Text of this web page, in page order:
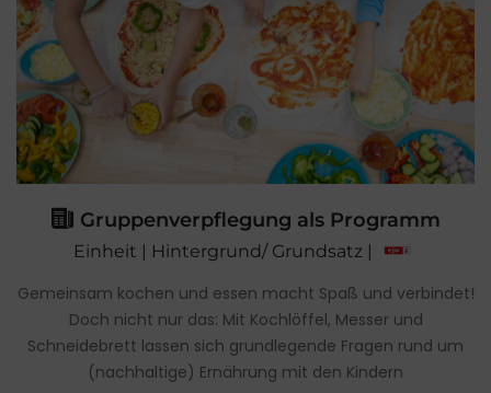
Gruppenverpflegung als Programm
Einheit | Hintergrund/ Grundsatz |
Gemeinsam kochen und essen macht Spaß und verbindet!
Doch nicht nur das: Mit Kochlöffel, Messer und
Schneidebrett lassen sich grundlegende Fragen rund um
(nachhaltige) Ernährung mit den Kindern